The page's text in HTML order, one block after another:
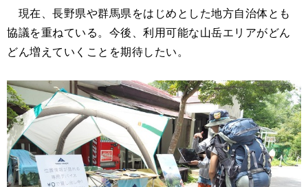
現在、長野県や群馬県をはじめとした地方自治体とも
協議を重ねている。今後、利用可能な山岳エリアがどん
どん増えていくことを期待したい。